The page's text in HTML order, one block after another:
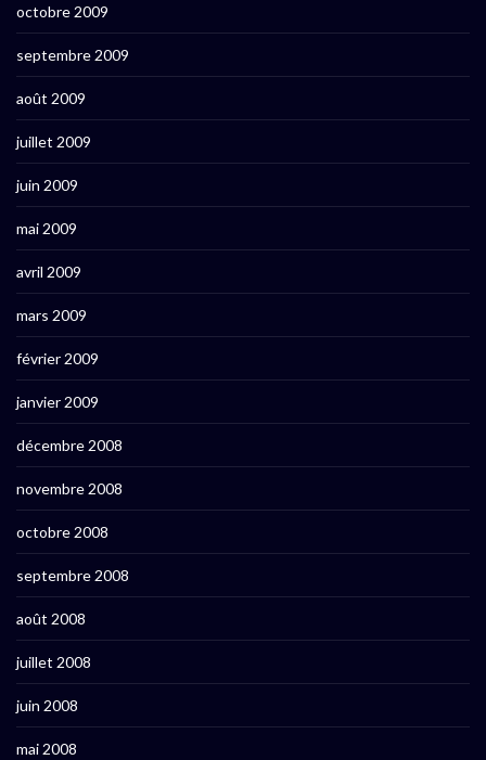
octobre 2009
septembre 2009
août 2009
juillet 2009
juin 2009
mai 2009
avril 2009
mars 2009
février 2009
janvier 2009
décembre 2008
novembre 2008
octobre 2008
septembre 2008
août 2008
juillet 2008
juin 2008
mai 2008